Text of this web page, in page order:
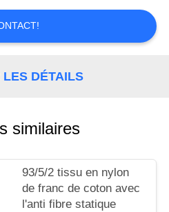
LES DÉTAILS
similaires
93/5/2 tissu en nylon
de franc de coton avec
l'anti fibre statique